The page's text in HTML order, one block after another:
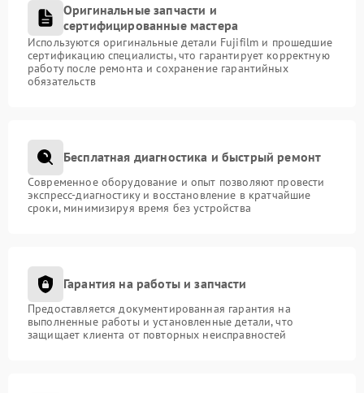
Оригинальные запчасти и
сертифицированные мастера
Используются оригинальные детали Fujifilm и прошедшие
сертификацию специалисты, что гарантирует корректную
работу после ремонта и сохранение гарантийных
обязательств
Бесплатная диагностика и быстрый ремонт
Современное оборудование и опыт позволяют провести
экспресс-диагностику и восстановление в кратчайшие
сроки, минимизируя время без устройства
Гарантия на работы и запчасти
Предоставляется документированная гарантия на
выполненные работы и установленные детали, что
защищает клиента от повторных неисправностей